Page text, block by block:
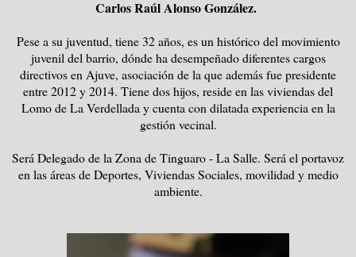
Carlos Raúl Alonso González.
Pese a su juventud, tiene 32 años, es un histórico del movimiento
juvenil del barrio, dónde ha desempeñado diferentes cargos
directivos en Ajuve, asociación de la que además fue presidente
entre 2012 y 2014. Tiene dos hijos, reside en las viviendas del
Lomo de La Verdellada y cuenta con dilatada experiencia en la
gestión vecinal.
Será Delegado de la Zona de Tinguaro - La Salle. Será el portavoz
en las áreas de Deportes, Viviendas Sociales, movilidad y medio
ambiente.